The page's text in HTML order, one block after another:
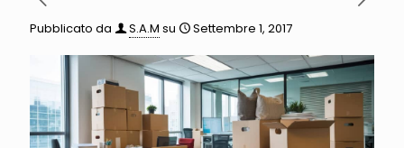
Pubblicato da S.A.M su Settembre 1, 2017